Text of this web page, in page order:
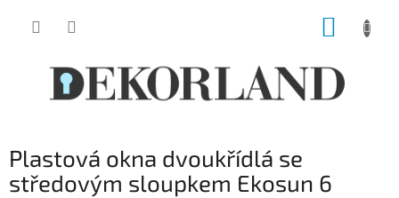
Plastová okna dvoukřídlá se
středovým sloupkem Ekosun 6